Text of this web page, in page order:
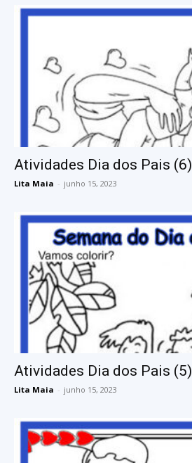
Atividades Dia dos Pais (6)
Lita Maia - junho 15, 2023
Atividades Dia dos Pais (5)
Lita Maia - junho 15, 2023